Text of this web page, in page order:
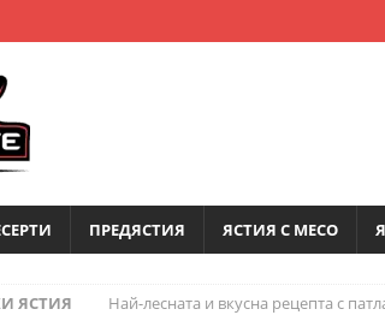
ПРЕДЯСТИЯ ЯСТИЯ С МЕСО
ЯСТИЯ
Най-лесната и вкусна рецепта с